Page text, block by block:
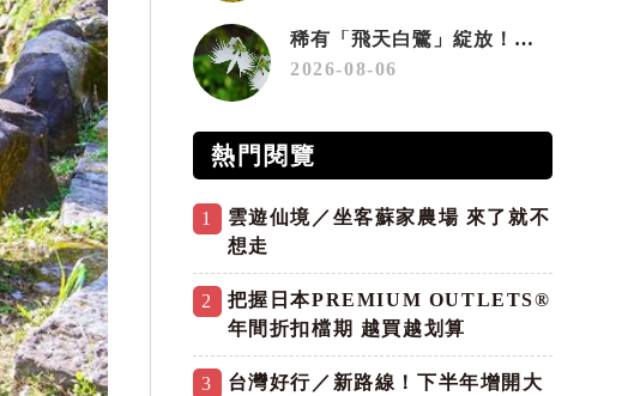
稀有「飛天白鷺」綻放！神戶六甲高山植物園「鷺草」珍貴現身
2026-08-06
熱門閱覽
1
雲遊仙境／坐客蘇家農場 來了就不
想走
2
把握日本PREMIUM OUTLETS®
年間折扣檔期 越買越划算
3
台灣好行／新路線！下半年增開大